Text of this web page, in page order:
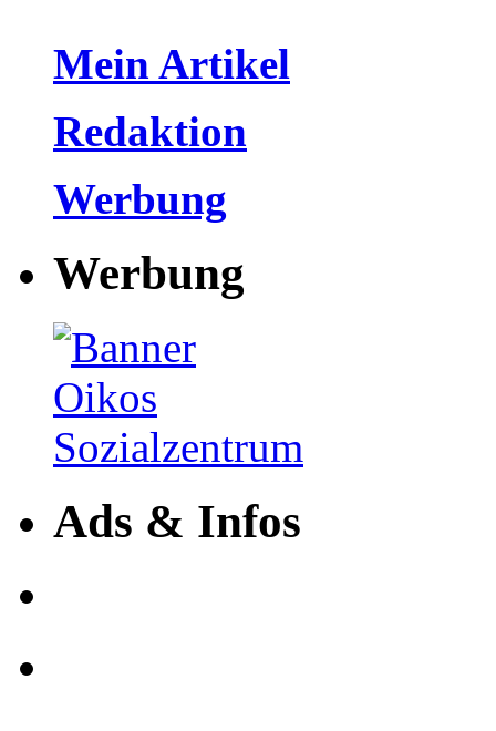
Mein Artikel
Redaktion
Werbung
Werbung
Ads & Infos